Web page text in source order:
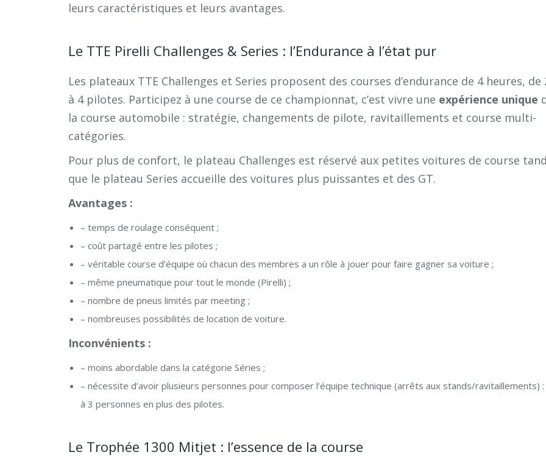
leurs caractéristiques et leurs avantages.
Le TTE Pirelli Challenges & Series : l’Endurance à l’état pur
Les plateaux TTE Challenges et Series proposent des courses d’endurance de 4 heures, de
à 4 pilotes. Participez à une course de ce championnat, c’est vivre une expérience unique
la course automobile : stratégie, changements de pilote, ravitaillements et course multi-
catégories.
Pour plus de confort, le plateau Challenges est réservé aux petites voitures de course
que le plateau Series accueille des voitures plus puissantes et des GT.
Avantages :
– temps de roulage conséquent ;
– coût partagé entre les pilotes ;
– véritable course d’équipe où chacun des membres a un rôle à jouer pour faire gagner sa voiture ;
– même pneumatique pour tout le monde (Pirelli) ;
– nombre de pneus limités par meeting ;
– nombreuses possibilités de location de voiture.
Inconvénients :
– moins abordable dans la catégorie Séries ;
– nécessite d’avoir plusieurs personnes pour composer l’équipe technique (arrêts aux stands/ravitaillements)
à 3 personnes en plus des pilotes.
Le Trophée 1300 Mitjet : l’essence de la course